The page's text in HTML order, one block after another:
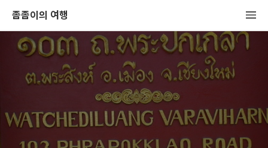
좀좀이의 여행